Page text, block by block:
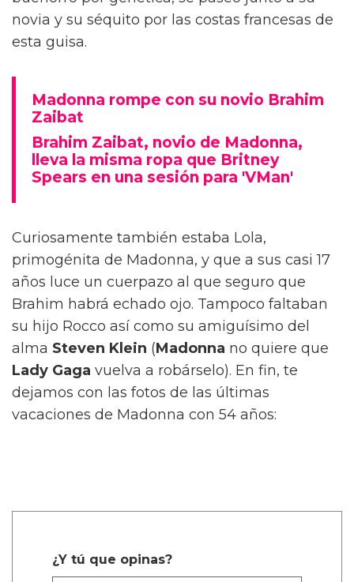
novia y su séquito por las costas francesas de
esta guisa.
Madonna rompe con su novio Brahim
Zaibat
Brahim Zaibat, novio de Madonna,
lleva la misma ropa que Britney
Spears en una sesión para 'VMan'
Curiosamente también estaba Lola,
primogénita de Madonna, y que a sus casi 17
años luce un cuerpazo al que seguro que
Brahim habrá echado ojo. Tampoco faltaban
su hijo Rocco así como su amiguísimo del
alma Steven Klein (Madonna no quiere que
Lady Gaga vuelva a robárselo). En fin, te
dejamos con las fotos de las últimas
vacaciones de Madonna con 54 años:
¿Y tú que opinas?